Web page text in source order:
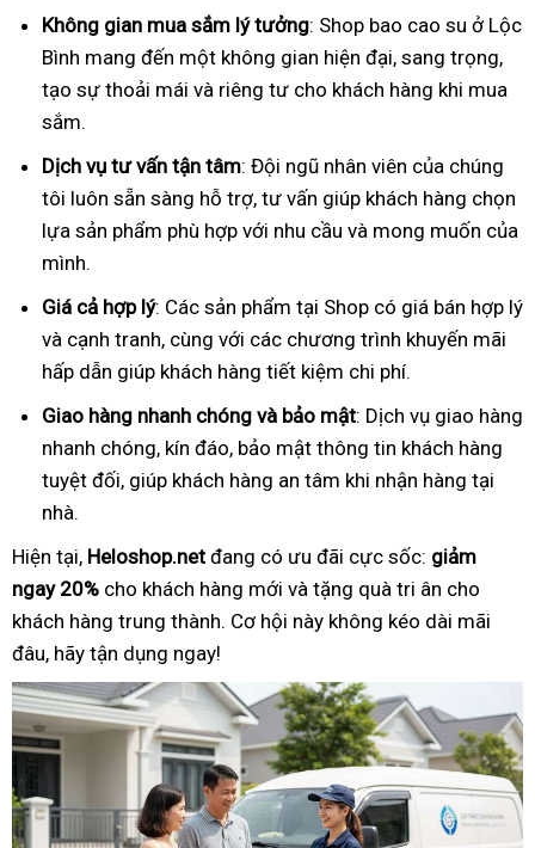
Không gian mua sắm lý tưởng: Shop bao cao su ở Lộc
Bình mang đến một không gian hiện đại, sang trọng,
tạo sự thoải mái và riêng tư cho khách hàng khi mua
sắm.
Dịch vụ tư vấn tận tâm: Đội ngũ nhân viên của chúng
tôi luôn sẵn sàng hỗ trợ, tư vấn giúp khách hàng chọn
lựa sản phẩm phù hợp với nhu cầu và mong muốn của
mình.
Giá cả hợp lý: Các sản phẩm tại Shop có giá bán hợp lý
và cạnh tranh, cùng với các chương trình khuyến mãi
hấp dẫn giúp khách hàng tiết kiệm chi phí.
Giao hàng nhanh chóng và bảo mật: Dịch vụ giao hàng
nhanh chóng, kín đáo, bảo mật thông tin khách hàng
tuyệt đối, giúp khách hàng an tâm khi nhận hàng tại
nhà.
Hiện tại, Heloshop.net đang có ưu đãi cực sốc: giảm
ngay 20% cho khách hàng mới và tặng quà tri ân cho
khách hàng trung thành. Cơ hội này không kéo dài mãi
đâu, hãy tận dụng ngay!